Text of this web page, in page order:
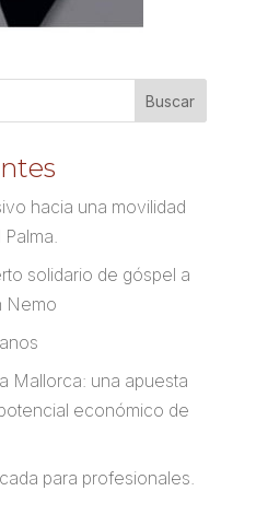
hacia una movilidad
solidario de góspel a
Nemo
Mallorca: una apuesta
económico de
para profesionales.